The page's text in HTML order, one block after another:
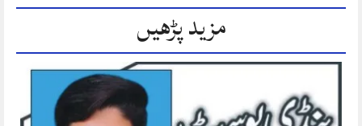
مزید پڑھیں